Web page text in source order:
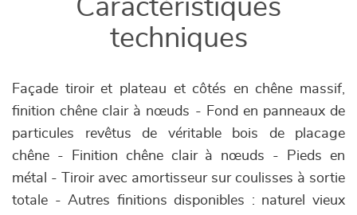
Caractéristiques
techniques
Façade tiroir et plateau et côtés en chêne massif,
finition chêne clair à nœuds - Fond en panneaux de
particules revêtus de véritable bois de placage
chêne - Finition chêne clair à nœuds - Pieds en
métal - Tiroir avec amortisseur sur coulisses à sortie
totale - Autres finitions disponibles : naturel vieux